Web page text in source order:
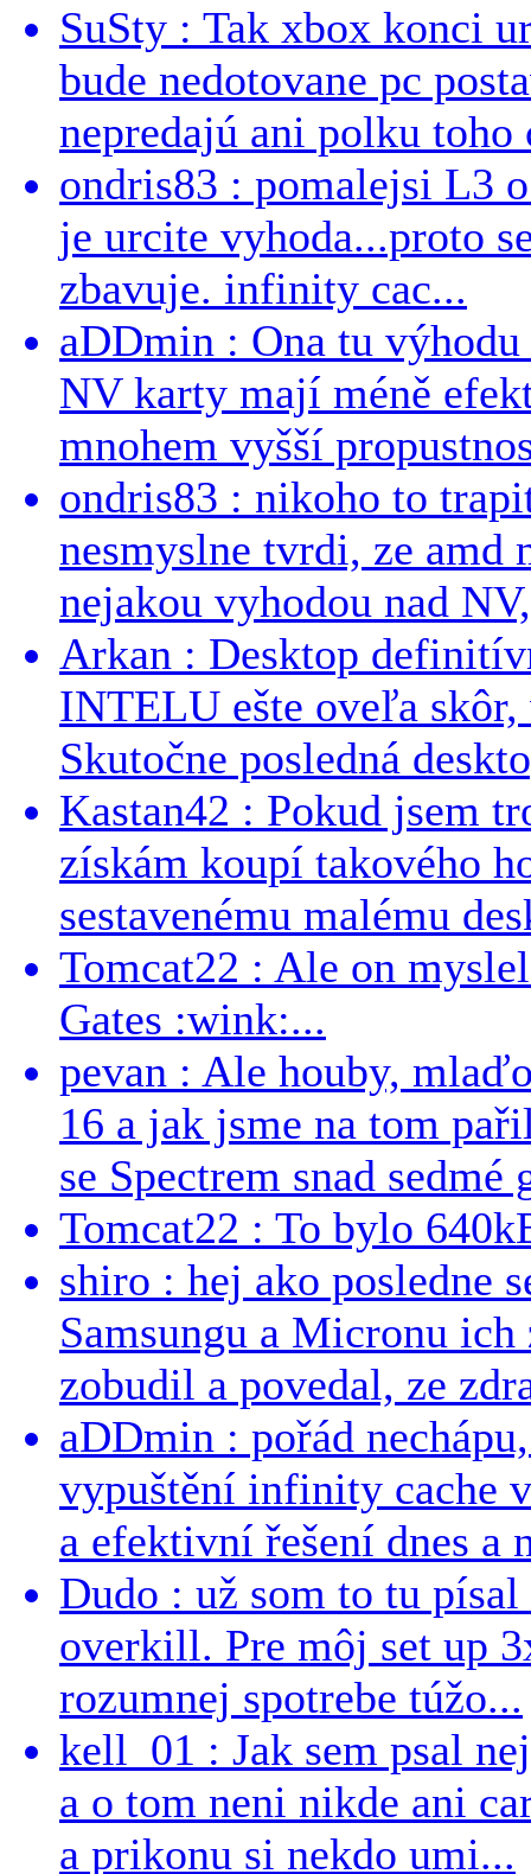
SuSty : Tak xbox konci
bude nedotovane pc
nepredajú ani polku toho
ondris83 : pomalejsi L3
je urcite vyhoda...proto
zbavuje. infinity cac...
aDDmin : Ona tu
NV karty mají méně
mnohem vyšší
ondris83 : nikoho to
nesmyslne tvrdi, ze
nejakou vyhodou nad
Arkan : Desktop
INTELU ešte oveľa
Skutočne posledná
Kastan42 : Pokud jsem
získám koupí takového
sestavenému malému
Tomcat22 : Ale on
Gates :wink:...
pevan : Ale houby,
16 a jak jsme na tom
se Spectrem snad sedmé
Tomcat22 : To bylo
shiro : hej ako posledne
Samsungu a Micronu
zobudil a povedal, ze
aDDmin : pořád
vypuštění infinity cache
a efektivní řešení dnes a
Dudo : už som to tu
overkill. Pre môj set up
rozumnej spotrebe túžo...
kell_01 : Jak sem psal
a o tom neni nikde ani
a prikonu si nekdo umi...